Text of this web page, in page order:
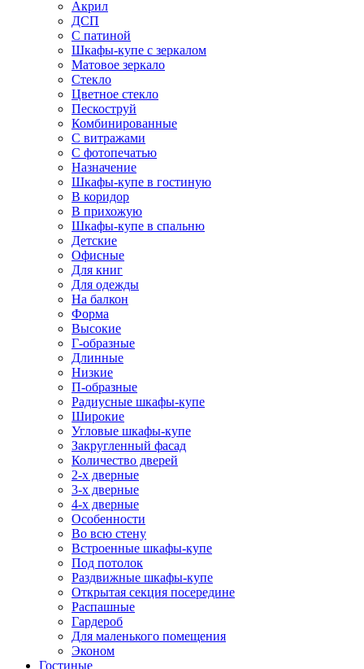
Акрил
ДСП
С патиной
Шкафы-купе с зеркалом
Матовое зеркало
Стекло
Цветное стекло
Пескоструй
Комбинированные
С витражами
С фотопечатью
Назначение
Шкафы-купе в гостиную
В коридор
В прихожую
Шкафы-купе в спальню
Детские
Офисные
Для книг
Для одежды
На балкон
Форма
Высокие
Г-образные
Длинные
Низкие
П-образные
Радиусные шкафы-купе
Широкие
Угловые шкафы-купе
Закругленный фасад
Количество дверей
2-х дверные
3-х дверные
4-х дверные
Особенности
Во всю стену
Встроенные шкафы-купе
Под потолок
Раздвижные шкафы-купе
Открытая секция посередине
Распашные
Гардероб
Для маленького помещения
Эконом
Гостиные